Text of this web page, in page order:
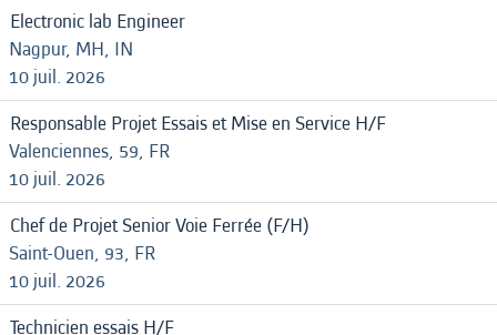
Electronic lab Engineer
Nagpur, MH, IN
10 juil. 2026
Responsable Projet Essais et Mise en Service H/F
Valenciennes, 59, FR
10 juil. 2026
Chef de Projet Senior Voie Ferrée (F/H)
Saint-Ouen, 93, FR
10 juil. 2026
Technicien essais H/F